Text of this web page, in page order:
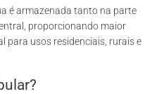
é armazenada tanto na parte
proporcionando maior
para usos residenciais, rurais e